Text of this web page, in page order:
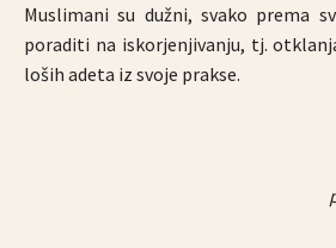
Muslimani su dužni, svako prema
poraditi na iskorjenjivanju, tj.
loših adeta iz svoje prakse.